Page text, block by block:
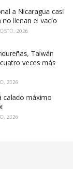
a Nicaragua casi
no llenan el vacío
2026
Taiwán
veces más
2026
calado máximo
2026